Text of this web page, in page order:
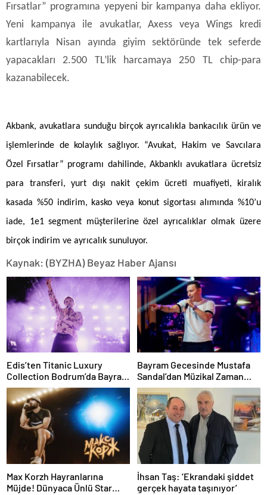
Fırsatlar” programına yepyeni bir kampanya daha ekliyor.
Yeni kampanya ile avukatlar, Axess veya Wings kredi
kartlarıyla Nisan ayında giyim sektöründe tek seferde
yapacakları 2.500 TL’lik harcamaya 250 TL chip-para
kazanabilecek.
Akbank, avukatlara sunduğu birçok ayrıcalıkla bankacılık ürün ve
işlemlerinde de kolaylık sağlıyor. “Avukat, Hakim ve Savcılara
Özel Fırsatlar” programı dahilinde, Akbanklı avukatlara ücretsiz
para transferi, yurt dışı nakit çekim ücreti muafiyeti, kiralık
kasada %50 indirim, kasko veya konut sigortası alımında %10’u
iade, 1e1 segment müşterilerine özel ayrıcalıklar olmak üzere
birçok indirim ve ayrıcalık sunuluyor.
Kaynak: (BYZHA) Beyaz Haber Ajansı
Edis’ten Titanic Luxury
Collection Bodrum’da Bayram
Gecesine Damga Vuran
Performans
Bayram Gecesinde Mustafa
Sandal’dan Müzikal Zaman
Yolculuğu
Max Korzh Hayranlarına
Müjde! Dünyaca Ünlü Star
İhsan Taş: ‘Ekrandaki şiddet
gerçek hayata taşınıyor’